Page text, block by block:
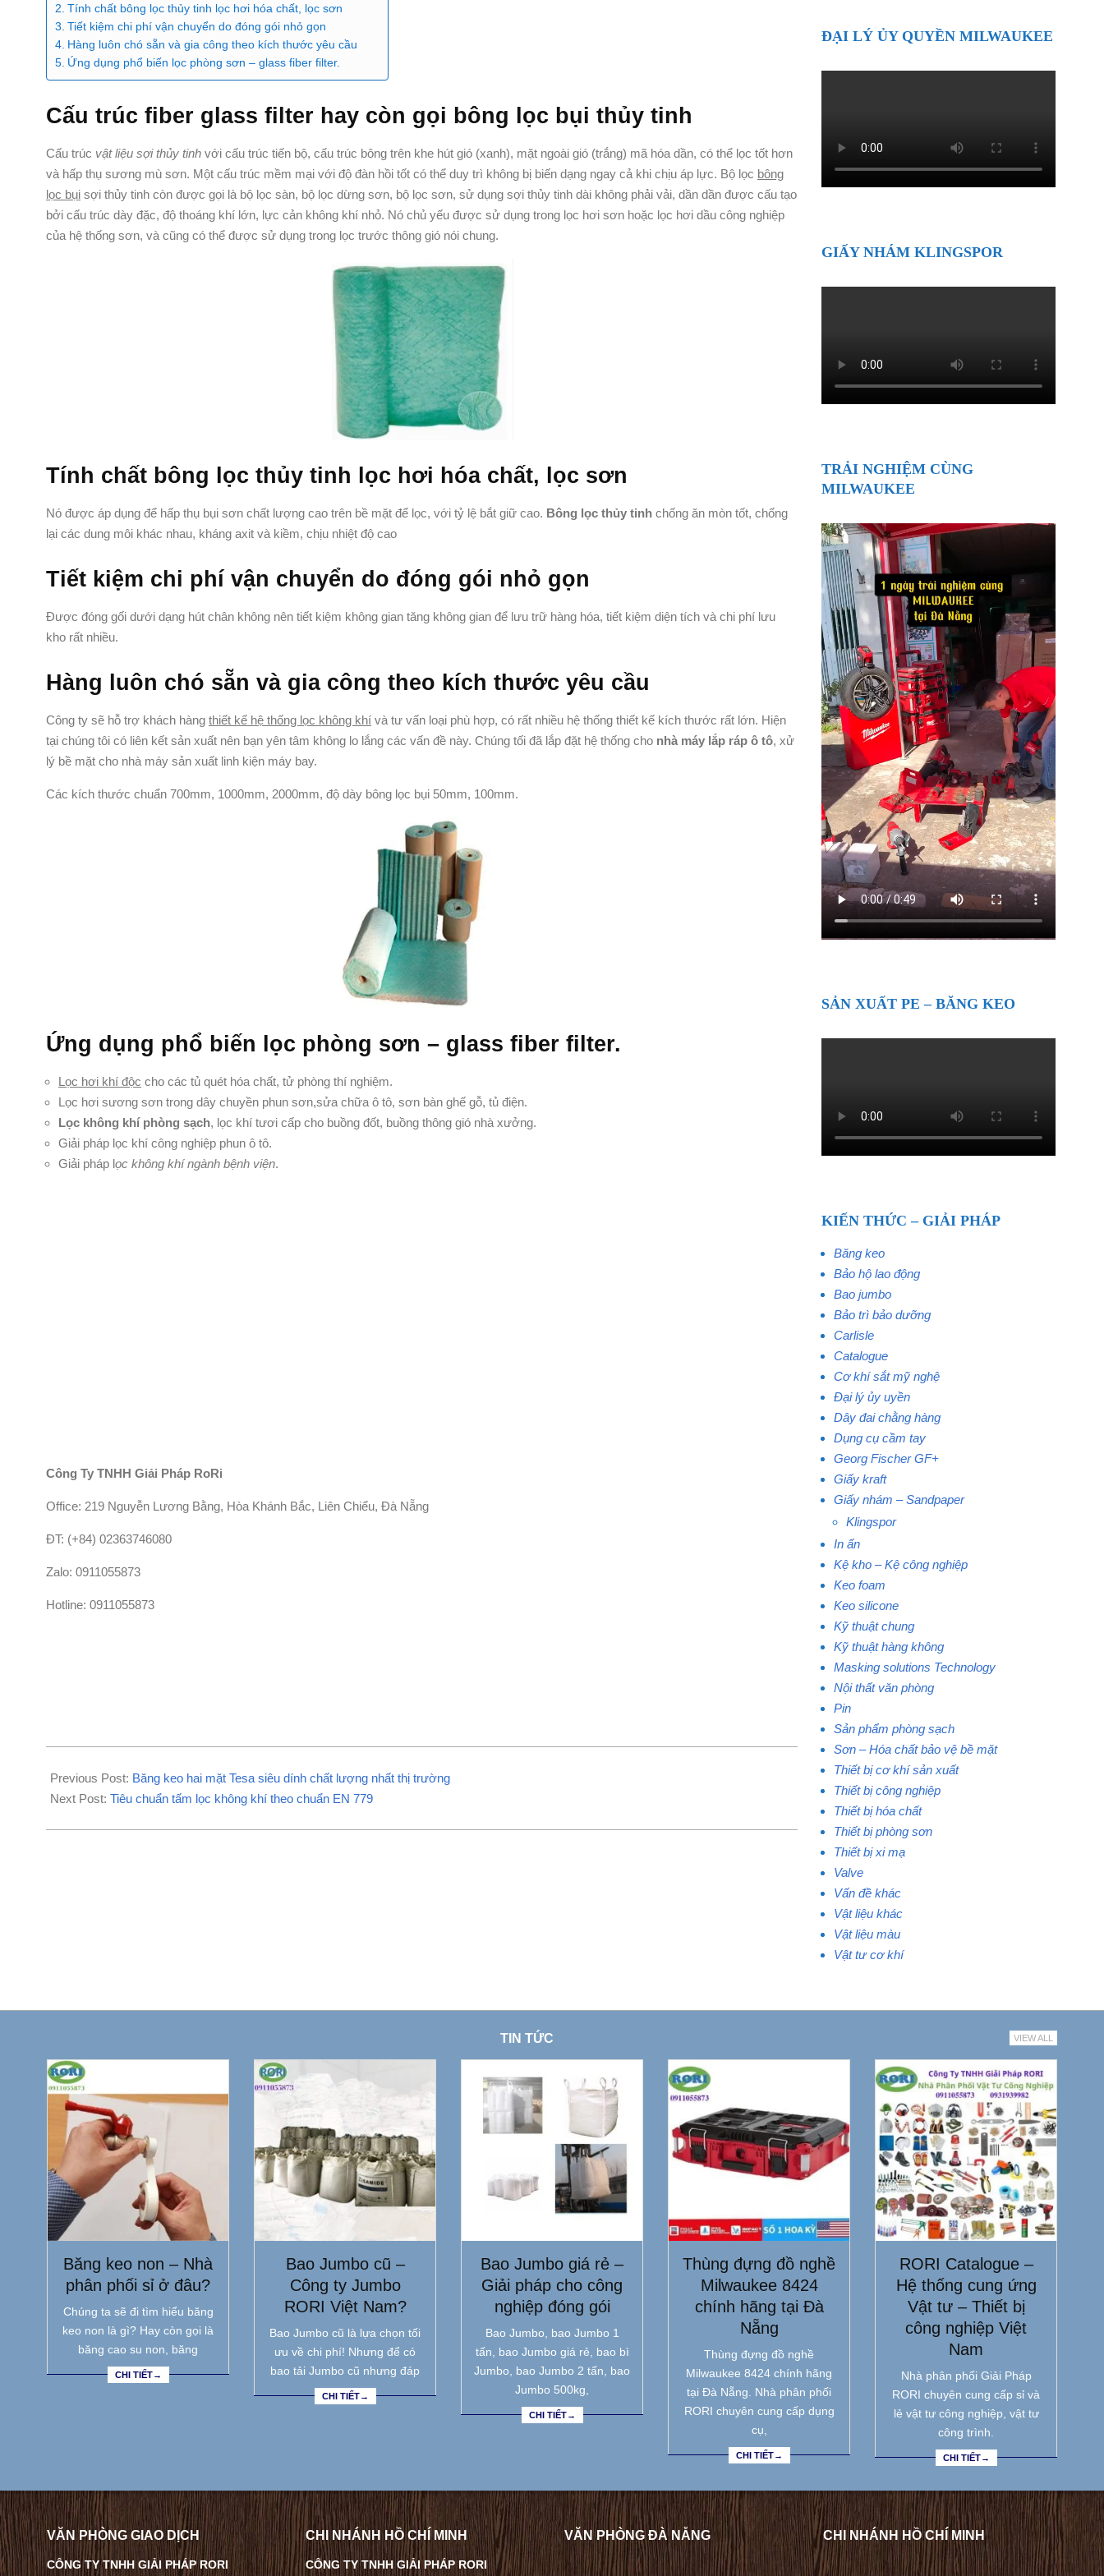
Tính chất bông lọc thủy tinh lọc hơi hóa chất, lọc sơn
Tiết kiệm chi phí vận chuyển do đóng gói nhỏ gọn
Hàng luôn chó sẵn và gia công theo kích thước yêu cầu
Ứng dụng phổ biến lọc phòng sơn – glass fiber filter.
Cấu trúc fiber glass filter hay còn gọi bông lọc bụi thủy tinh
Cấu trúc vật liệu sợi thủy tinh với cấu trúc tiến bộ, cấu trúc bông trên khe hút gió (xanh), mặt ngoài gió (trắng) mã hóa dần, có thể lọc tốt hơn
và hấp thụ sương mù sơn. Một cấu trúc mềm mại với độ đàn hồi tốt có thể duy trì không bị biến dạng ngay cả khi chịu áp lực. Bộ lọc bông
lọc bụi sợi thủy tinh còn được gọi là bộ lọc sàn, bộ lọc dừng sơn, bộ lọc sơn, sử dụng sợi thủy tinh dài không phải vải, dần dần được cấu tạo
bởi cấu trúc dày đặc, độ thoáng khí lớn, lực cản không khí nhỏ. Nó chủ yếu được sử dụng trong lọc hơi sơn hoặc lọc hơi dầu công nghiệp
của hệ thống sơn, và cũng có thể được sử dụng trong lọc trước thông gió nói chung.
Tính chất bông lọc thủy tinh lọc hơi hóa chất, lọc sơn
Nó được áp dụng để hấp thụ bụi sơn chất lượng cao trên bề mặt để lọc, với tỷ lệ bắt giữ cao. Bông lọc thủy tinh chống ăn mòn tốt, chống
lại các dung môi khác nhau, kháng axit và kiềm, chịu nhiệt độ cao
Tiết kiệm chi phí vận chuyển do đóng gói nhỏ gọn
Được đóng gối dưới dạng hút chân không nên tiết kiệm không gian tăng không gian để lưu trữ hàng hóa, tiết kiệm diện tích và chi phí lưu
kho rất nhiều.
Hàng luôn chó sẵn và gia công theo kích thước yêu cầu
Công ty sẽ hỗ trợ khách hàng thiết kế hệ thống lọc không khí và tư vấn loại phù hợp, có rất nhiều hệ thống thiết kế kích thước rất lớn. Hiện
tại chúng tôi có liên kết sản xuất nên bạn yên tâm không lo lắng các vấn đề này. Chúng tối đã lắp đặt hệ thống cho nhà máy lắp ráp ô tô, xử
lý bề mặt cho nhà máy sản xuất linh kiện máy bay.
Các kích thước chuẩn 700mm, 1000mm, 2000mm, độ dày bông lọc bụi 50mm, 100mm.
Ứng dụng phổ biến lọc phòng sơn – glass fiber filter.
Lọc hơi khí độc cho các tủ quét hóa chất, tử phòng thí nghiệm.
Lọc hơi sương sơn trong dây chuyền phun sơn,sửa chữa ô tô, sơn bàn ghế gỗ, tủ điện.
Lọc không khí phòng sạch, lọc khí tươi cấp cho buồng đốt, buồng thông gió nhà xưởng.
Giải pháp lọc khí công nghiệp phun ô tô.
Giải pháp lọc không khí ngành bệnh viện.
Công Ty TNHH Giải Pháp RoRi
Office: 219 Nguyễn Lương Bằng, Hòa Khánh Bắc, Liên Chiểu, Đà Nẵng
ĐT: (+84) 02363746080
Zalo: 0911055873
Hotline: 0911055873
08-
22
Previous Post: Băng keo hai mặt Tesa siêu dính chất lượng nhất thị trường
Next Post: Tiêu chuẩn tấm lọc không khí theo chuẩn EN 779
ĐẠI LÝ ỦY QUYỀN MILWAUKEE
GIẤY NHÁM KLINGSPOR
TRẢI NGHIỆM CÙNG
MILWAUKEE
SẢN XUẤT PE – BĂNG KEO
KIẾN THỨC – GIẢI PHÁP
Băng keo
Bảo hộ lao động
Bao jumbo
Bảo trì bảo dưỡng
Carlisle
Catalogue
Cơ khí sắt mỹ nghệ
Đại lý ủy uyền
Dây đai chằng hàng
Dụng cụ cầm tay
Georg Fischer GF+
Giấy kraft
Giấy nhám – Sandpaper
Klingspor
In ấn
Kệ kho – Kệ công nghiệp
Keo foam
Keo silicone
Kỹ thuật chung
Kỹ thuật hàng không
Masking solutions Technology
Nội thất văn phòng
Pin
Sản phẩm phòng sạch
Sơn – Hóa chất bảo vệ bề mặt
Thiết bị cơ khí sản xuất
Thiết bị công nghiệp
Thiết bị hóa chất
Thiết bị phòng sơn
Thiết bị xi mạ
Valve
Vấn đề khác
Vật liệu khác
Vật liệu màu
Vật tư cơ khí
TIN TỨC VIEW ALL
Băng keo non – Nhà
phân phối sỉ ở đâu?
Chúng ta sẽ đi tìm hiểu băng
keo non là gì? Hay còn gọi là
băng cao su non, băng
CHI TIẾT→
Bao Jumbo cũ –
Công ty Jumbo
RORI Việt Nam?
Bao Jumbo cũ là lựa chọn tối
ưu về chi phí! Nhưng để có
bao tải Jumbo cũ nhưng đáp
CHI TIẾT→
Bao Jumbo giá rẻ –
Giải pháp cho công
nghiệp đóng gói
Bao Jumbo, bao Jumbo 1
tấn, bao Jumbo giá rẻ, bao bì
Jumbo, bao Jumbo 2 tấn, bao
Jumbo 500kg,
CHI TIẾT→
Thùng đựng đồ nghề
Milwaukee 8424
chính hãng tại Đà
Nẵng
Thùng đựng đồ nghề
Milwaukee 8424 chính hãng
tại Đà Nẵng. Nhà phân phối
RORI chuyên cung cấp dụng
cụ,
CHI TIẾT→
RORI Catalogue –
Hệ thống cung ứng
Vật tư – Thiết bị
công nghiệp Việt
Nam
Nhà phân phối Giải Pháp
RORI chuyên cung cấp sỉ và
lẻ vật tư công nghiệp, vật tư
công trình.
CHI TIẾT→
VĂN PHÒNG GIAO DỊCH
CÔNG TY TNHH GIẢI PHÁP RORI
CHI NHÁNH HỒ CHÍ MINH
CÔNG TY TNHH GIẢI PHÁP RORI
VĂN PHÒNG ĐÀ NẴNG CHI NHÁNH HỒ CHÍ MINH